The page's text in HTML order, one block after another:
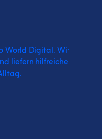
World Digital. Wir
liefern hilfreiche